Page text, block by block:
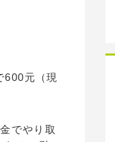
元（現
でやり取